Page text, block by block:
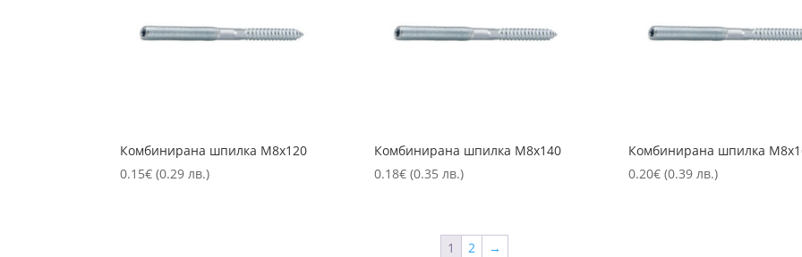
Комбинирана шпилка М8х120
0.15€ (0.29 лв.)
Комбинирана шпилка М8х140
0.18€ (0.35 лв.)
Комбинирана шпилка
0.20€ (0.39 лв.)
1 2 →